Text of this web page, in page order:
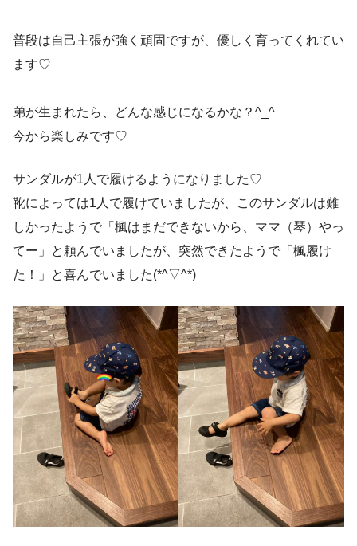
普段は自己主張が強く頑固ですが、優しく育ってくれてい
ます♡
弟が生まれたら、どんな感じになるかな？^_^
今から楽しみです♡
サンダルが1人で履けるようになりました♡
靴によっては1人で履けていましたが、このサンダルは難
しかったようで「楓はまだできないから、ママ（琴）やっ
てー」と頼んでいましたが、突然できたようで「楓履け
た！」と喜んでいました(*^▽^*)